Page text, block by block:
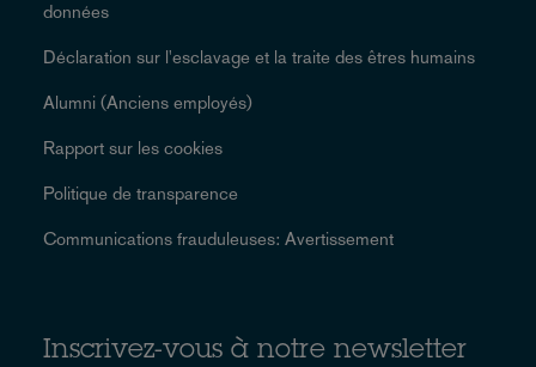
données
Déclaration sur l'esclavage et la traite des êtres humains
Alumni (Anciens employés)
Rapport sur les cookies
Politique de transparence
Communications frauduleuses: Avertissement
Inscrivez-vous à notre newsletter